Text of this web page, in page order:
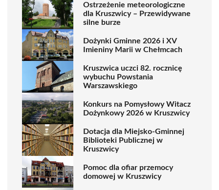
Ostrzeżenie meteorologiczne
dla Kruszwicy – Przewidywane
silne burze
Dożynki Gminne 2026 i XV
Imieniny Marii w Chełmcach
Kruszwica uczci 82. rocznicę
wybuchu Powstania
Warszawskiego
Konkurs na Pomysłowy Witacz
Dożynkowy 2026 w Kruszwicy
Dotacja dla Miejsko-Gminnej
Biblioteki Publicznej w
Kruszwicy
Pomoc dla ofiar przemocy
domowej w Kruszwicy